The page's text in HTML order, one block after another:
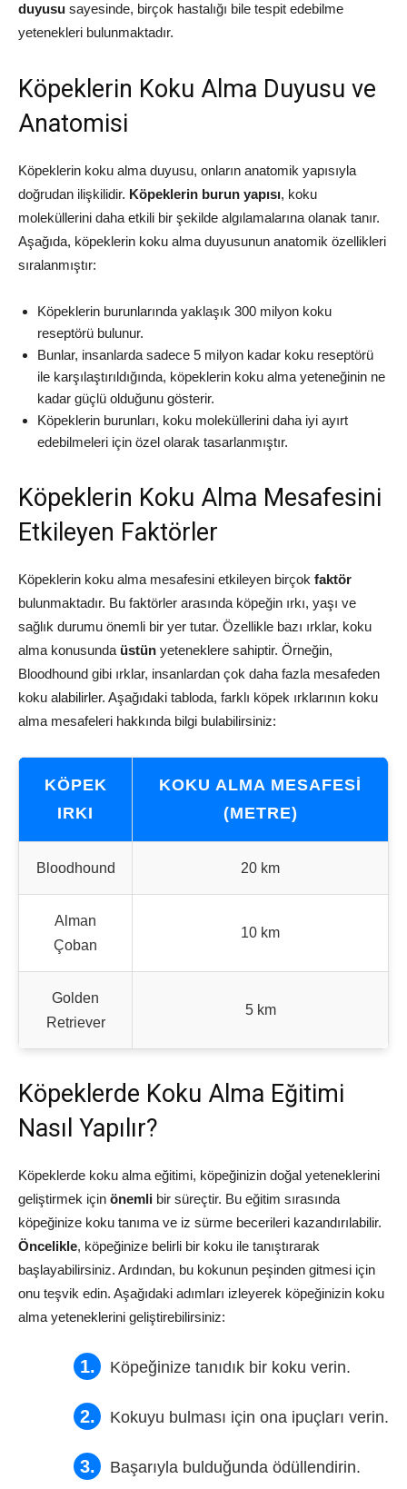
duyusu sayesinde, birçok hastalığı bile tespit edebilme
yetenekleri bulunmaktadır.
Köpeklerin Koku Alma Duyusu ve
Anatomisi
Köpeklerin koku alma duyusu, onların anatomik yapısıyla
doğrudan ilişkilidir. Köpeklerin burun yapısı, koku
moleküllerini daha etkili bir şekilde algılamalarına olanak tanır.
Aşağıda, köpeklerin koku alma duyusunun anatomik özellikleri
sıralanmıştır:
Köpeklerin burunlarında yaklaşık 300 milyon koku
reseptörü bulunur.
Bunlar, insanlarda sadece 5 milyon kadar koku reseptörü
ile karşılaştırıldığında, köpeklerin koku alma yeteneğinin ne
kadar güçlü olduğunu gösterir.
Köpeklerin burunları, koku moleküllerini daha iyi ayırt
edebilmeleri için özel olarak tasarlanmıştır.
Köpeklerin Koku Alma Mesafesini
Etkileyen Faktörler
Köpeklerin koku alma mesafesini etkileyen birçok faktör
bulunmaktadır. Bu faktörler arasında köpeğin ırkı, yaşı ve
sağlık durumu önemli bir yer tutar. Özellikle bazı ırklar, koku
alma konusunda üstün yeteneklere sahiptir. Örneğin,
Bloodhound gibi ırklar, insanlardan çok daha fazla mesafeden
koku alabilirler. Aşağıdaki tabloda, farklı köpek ırklarının koku
alma mesafeleri hakkında bilgi bulabilirsiniz:
KÖPEK
IRKI
KOKU ALMA MESAFESI
(METRE)
Bloodhound 20 km
Alman
Çoban
10 km
Golden
Retriever
5 km
Köpeklerde Koku Alma Eğitimi
Nasıl Yapılır?
Köpeklerde koku alma eğitimi, köpeğinizin doğal yeteneklerini
geliştirmek için önemli bir süreçtir. Bu eğitim sırasında
köpeğinize koku tanıma ve iz sürme becerileri kazandırılabilir.
Öncelikle, köpeğinize belirli bir koku ile tanıştırarak
başlayabilirsiniz. Ardından, bu kokunun peşinden gitmesi için
onu teşvik edin. Aşağıdaki adımları izleyerek köpeğinizin koku
alma yeteneklerini geliştirebilirsiniz:
Köpeğinize tanıdık bir koku verin.
Kokuyu bulması için ona ipuçları verin.
Başarıyla bulduğunda ödüllendirin.